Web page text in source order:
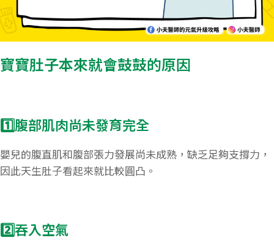
寶寶肚子本來就會鼓鼓的原因
​1️⃣腹部肌肉尚未發育完全
嬰兒的腹直肌和腹部張力發展尚未成熟，缺乏足夠支撐力，
因此天生肚子看起來就比較圓凸。
​2️⃣吞入空氣